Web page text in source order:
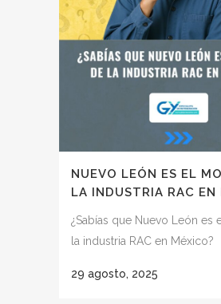
NUEVO LEÓN ES EL
LA INDUSTRIA RAC EN
¿Sabías que Nuevo León es
la industria RAC en México?
29 agosto, 2025